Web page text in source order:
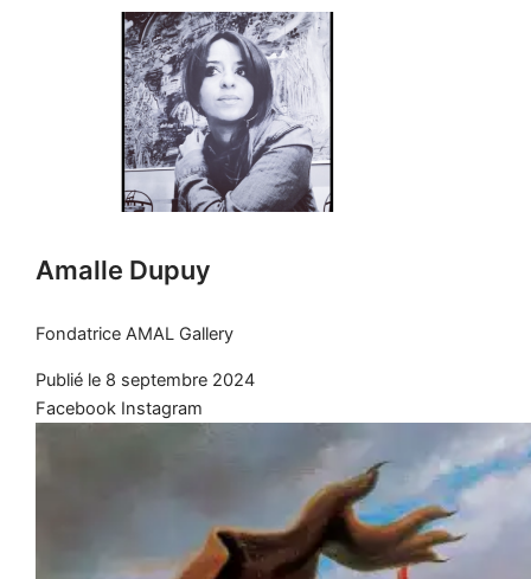
Amalle Dupuy
Fondatrice AMAL Gallery
Publié le 8 septembre 2024
Facebook Instagram